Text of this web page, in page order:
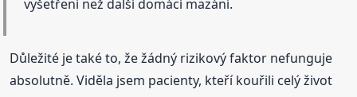
vyšetření než další domácí mazání.
Důležité je také to, že žádný rizikový faktor nefunguje
absolutně. Viděla jsem pacienty, kteří kouřili celý život